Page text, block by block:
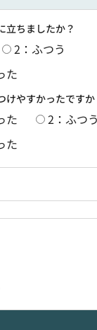
立ちましたか？
2：ふつう
た
けやすかったですか
た
2：ふつう
た